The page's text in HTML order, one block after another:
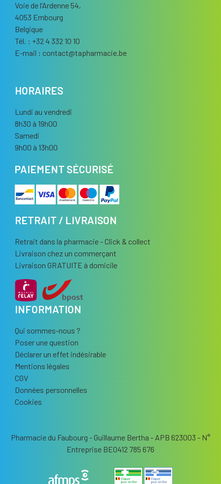
Voie de l’Ardenne 54,
4053 Embourg
Belgique
Tél. : +32 4 332 10 10
E-mail : contact@tapharmacie.be
HORAIRES
Lundi au vendredi
8h30 à 19h00
Samedi
9h00 à 13h00
PAIEMENT SÉCURISÉ
RETRAIT / LIVRAISON
Retrait dans la pharmacie - Click & collect
Livraison chez un commerçant
Livraison GRATUITE à domicile
INFORMATION
Qui sommes-nous ?
Poser une question
Déclarer un effet indésirable
Mentions légales
CGV
Données personnelles
Cookies
Pharmacie du Faubourg - Guillaume Bertha - APB 623003 - N°
Entreprise BE0412 785 676